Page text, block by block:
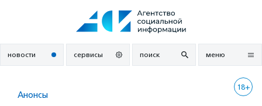
новости сервисы поиск меню
18+
Анонсы